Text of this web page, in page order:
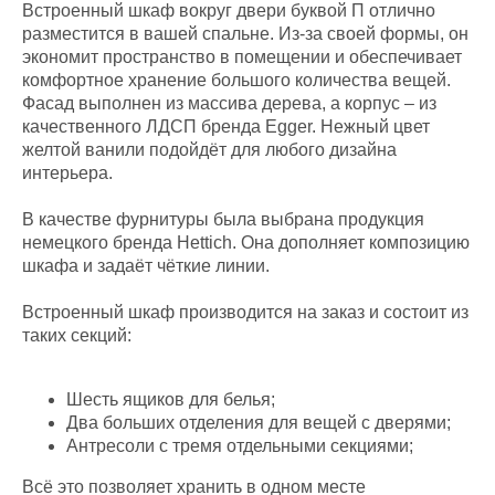
Встроенный шкаф вокруг двери буквой П отлично
разместится в вашей спальне. Из-за своей формы, он
экономит пространство в помещении и обеспечивает
комфортное хранение большого количества вещей.
Фасад выполнен из массива дерева, а корпус – из
качественного ЛДСП бренда Egger. Нежный цвет
желтой ванили подойдёт для любого дизайна
интерьера.
В качестве фурнитуры была выбрана продукция
немецкого бренда Hettich. Она дополняет композицию
шкафа и задаёт чёткие линии.
Встроенный шкаф производится на заказ и состоит из
таких секций:
Шесть ящиков для белья;
Два больших отделения для вещей с дверями;
Антресоли с тремя отдельными секциями;
Всё это позволяет хранить в одном месте